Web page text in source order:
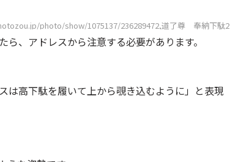
photo/show/1075137/236289472,道了尊 奉納下駄2
、アドレスから注意する必要があります。
は高下駄を履いて上から覗き込むように」と表現